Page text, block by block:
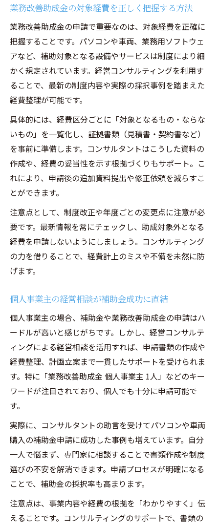
業務改善助成金の対象経費を正しく把握する方法
業務改善助成金の申請で重要なのは、対象経費を正確に
把握することです。パソコンや車両、業務用ソフトウェ
アなど、補助対象となる設備やサービスは制度により細
かく規定されています。経営コンサルティングを利用す
ることで、最新の制度内容や実際の採択事例を踏まえた
経費整理が可能です。
具体的には、経費区分ごとに「対象となるもの・ならな
いもの」を一覧化し、証拠書類（見積書・契約書など）
を事前に準備します。コンサルタントはこうした資料の
作成や、経費の妥当性を示す根拠づくりもサポート。こ
れにより、申請後の追加資料提出や修正依頼を減らすこ
とができます。
注意点として、制度改正や年度ごとの変更点に注意が必
要です。最新情報を常にチェックし、助成対象外となる
経費を申請しないようにしましょう。コンサルティング
の力を借りることで、経費計上のミスや不備を未然に防
げます。
個人事業主の経営相談が補助金成功に直結
個人事業主の場合、補助金や業務改善助成金の申請はハ
ードルが高いと感じがちです。しかし、経営コンサルテ
ィングによる経営相談を活用すれば、申請書類の作成や
経費整理、計画立案まで一貫したサポートを受けられま
す。特に「業務改善助成金 個人事業主 1人」などのキー
ワードが注目されており、個人でも十分に申請可能で
す。
実際に、コンサルタントの助言を受けてパソコンや車両
購入の補助金申請に成功した事例も増えています。自分
一人で悩まず、専門家に相談することで書類作成や制度
選びの不安を解消できます。申請プロセスが明確になる
ことで、補助金の採択率も高まります。
注意点は、事業内容や経費の根拠を「わかりやすく」伝
えることです。コンサルティングのサポートで、書類の